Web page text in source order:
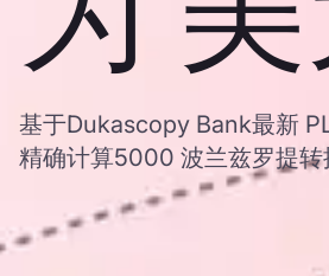
基于Dukascopy Bank最新
精确计算5000 波兰兹罗提转